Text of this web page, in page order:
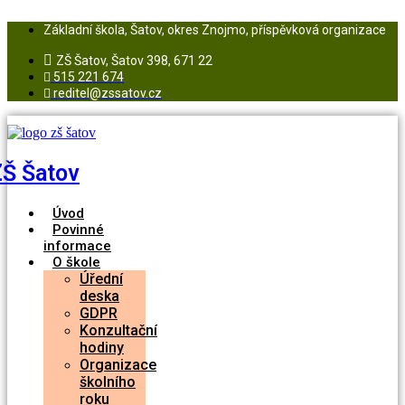
Základní škola, Šatov, okres Znojmo, příspěvková organizace
ZŠ Šatov, Šatov 398, 671 22
515 221 674
reditel@zssatov.cz
Šatov
Úvod
Povinné
informace
O škole
Úřední
deska
GDPR
Konzultační
hodiny
Organizace
školního
roku